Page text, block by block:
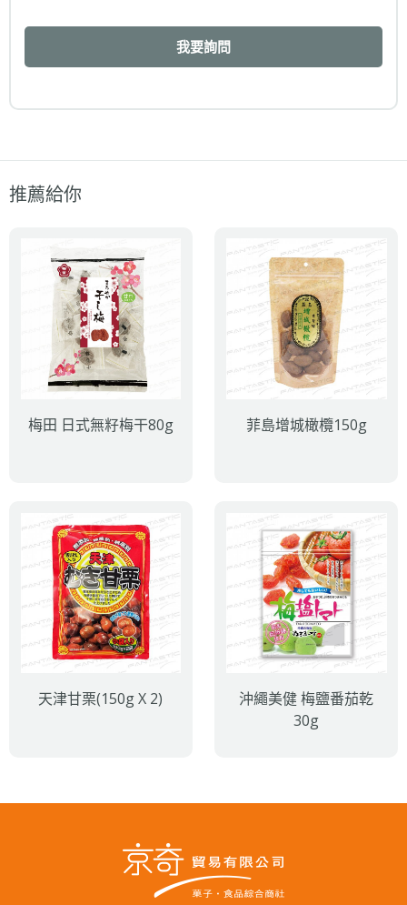
我要詢問
推薦給你
梅田 日式無籽梅干80g 菲島增城橄欖150g
天津甘栗(150g X 2)
沖繩美健 梅鹽番茄乾
30g